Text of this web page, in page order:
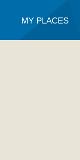
MY PLACES